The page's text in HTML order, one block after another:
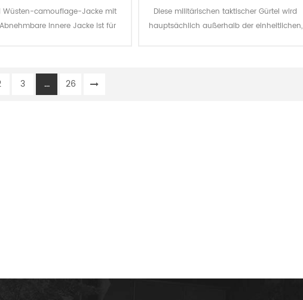
Wüsten-camouflage-Jacke mit
Innere Jacke ist für
Diese militärischen taktischer Gürtel wird
hauptsächlich außerhalb der einheitlichen,
3 ... 26